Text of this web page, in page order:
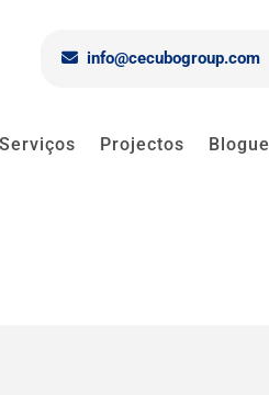
info@cecubogroup.com
Serviços Projectos Blogue